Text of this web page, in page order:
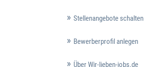
Stellenangebote schalten
Bewerberprofil anlegen
Über Wir-lieben-jobs.de